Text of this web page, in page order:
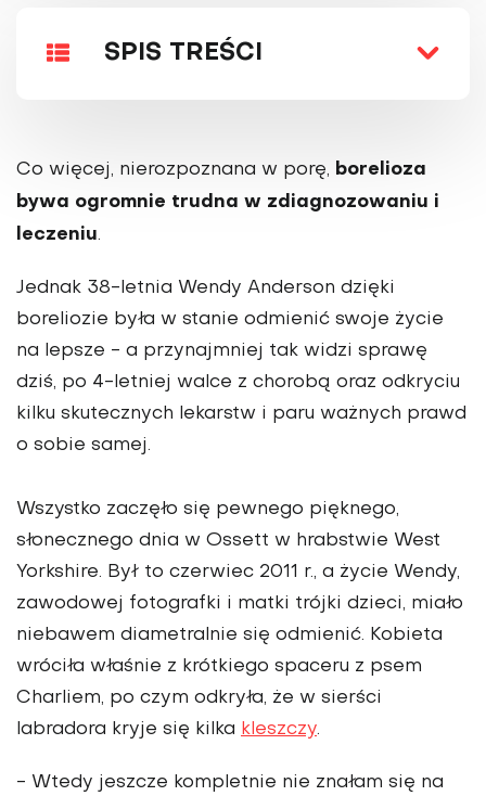
SPIS TREŚCI
Co więcej, nierozpoznana w porę, borelioza
bywa ogromnie trudna w zdiagnozowaniu i
leczeniu.
Jednak 38-letnia Wendy Anderson dzięki
boreliozie była w stanie odmienić swoje życie
na lepsze - a przynajmniej tak widzi sprawę
dziś, po 4-letniej walce z chorobą oraz odkryciu
kilku skutecznych lekarstw i paru ważnych prawd
o sobie samej.
Wszystko zaczęło się pewnego pięknego,
słonecznego dnia w Ossett w hrabstwie West
Yorkshire. Był to czerwiec 2011 r., a życie Wendy,
zawodowej fotografki i matki trójki dzieci, miało
niebawem diametralnie się odmienić. Kobieta
wróciła właśnie z krótkiego spaceru z psem
Charliem, po czym odkryła, że w sierści
labradora kryje się kilka kleszczy.
- Wtedy jeszcze kompletnie nie znałam się na